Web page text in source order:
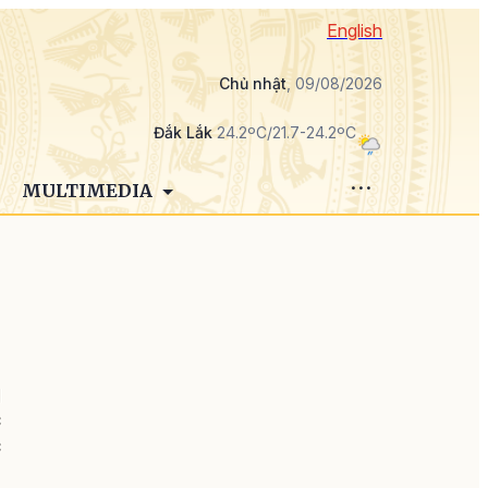
English
Chủ nhật, 09/08/2026
Đắk Lắk24.2ºC/21.7-24.2ºC
MULTIMEDIA